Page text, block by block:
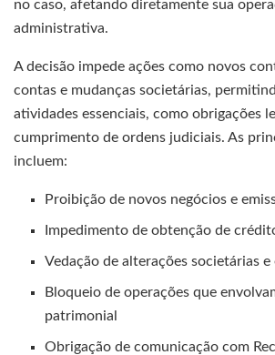
no caso, afetando diretamente sua
administrativa.
A decisão impede ações como novos
contas e mudanças societárias,
atividades essenciais, como obrigações
cumprimento de ordens judiciais. As
incluem:
Proibição de novos negócios e
Impedimento de obtenção de
Vedação de alterações societárias
Bloqueio de operações que
patrimonial
Obrigação de comunicação com